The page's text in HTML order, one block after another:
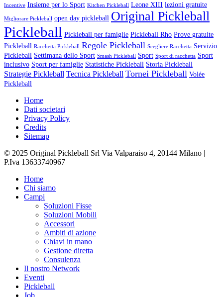
Incentive Insieme per lo Sport Kitchen Pickleball Leone XIII lezioni gratuite
Migliorare Pickleball open day pickleball Original Pickleball
Pickleball Pickleball per famiglie Pickleball Rho Prove gratuite
Pickleball Racchetta Pickleball Regole Pickleball Scegliere Racchetta Servizio
Pickleball Settimana dello Sport Smash Pickleball Sport Sport di racchetta Sport
inclusivo Sport per famiglie Statistiche Pickleball Storia Pickleball
Strategie Pickleball Tecnica Pickleball Tornei Pickleball Volée
Pickleball
Home
Dati societari
Privacy Policy
Credits
Sitemap
© 2025 Original Pickleball Srl Via Valparaiso 4, 20144 Milano |
P.Iva 13633740967
Close
Menu
Home
Chi siamo
Campi
Soluzioni Fisse
Soluzioni Mobili
Accessori
Ambiti di azione
Chiavi in mano
Gestione diretta
Consulenza
Il nostro Network
Eventi
Pickleball
Job